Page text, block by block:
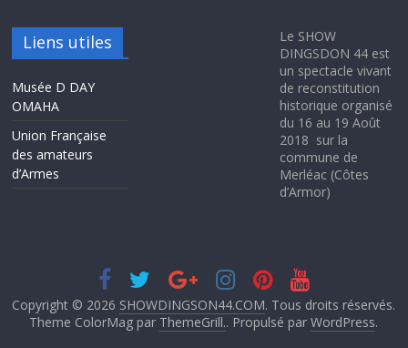
Liens utiles
Musée D DAY
OMAHA
Union Française
des amateurs
d’Armes
Le SHOW
DINGSDON 44 est
un spectacle vivant
de reconstitution
historique organisé
du 16 au 19 Août
2018 sur la
commune de
Merléac (Côtes
d’Armor)
Copyright © 2026 SHOWDINGSON44.COM. Tous droits réservés.
Theme ColorMag par ThemeGrill.. Propulsé parWordPress.